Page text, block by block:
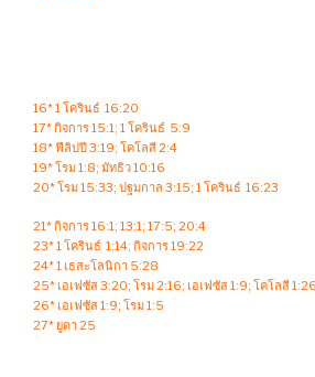
16* 1 โครินธ์ 16:20
17* กิจการ 15:1; 1 โครินธ์ 5:9
18* ฟีลิปปี 3:19; โคโลสี 2:4
19* โรม 1:8; มัทธิว 10:16
20* โรม 15:33; ปฐมกาล 3:15; 1 โครินธ์ 16:23
21* กิจการ 16:1; 13:1; 17:5; 20:4
23* 1 โครินธ์ 1:14; กิจการ 19:22
24* 1 เธสะโลนิกา 5:28
25* เอเฟซัส 3:20; โรม 2:16; เอเฟซัส 1:9; โคโลสี
26* เอเฟซัส 1:9; โรม 1:5
27* ยูดา 25